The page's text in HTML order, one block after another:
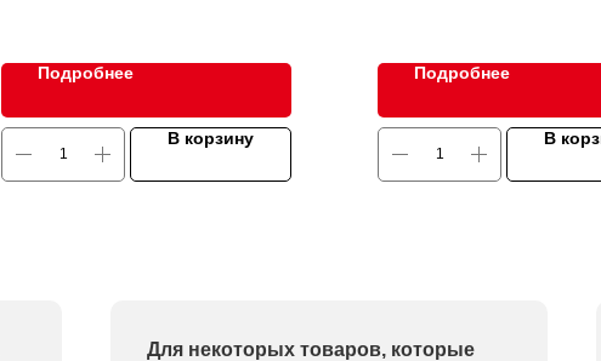
Подробнее
В корзину
Подробнее
В
Для некоторых товаров, которые